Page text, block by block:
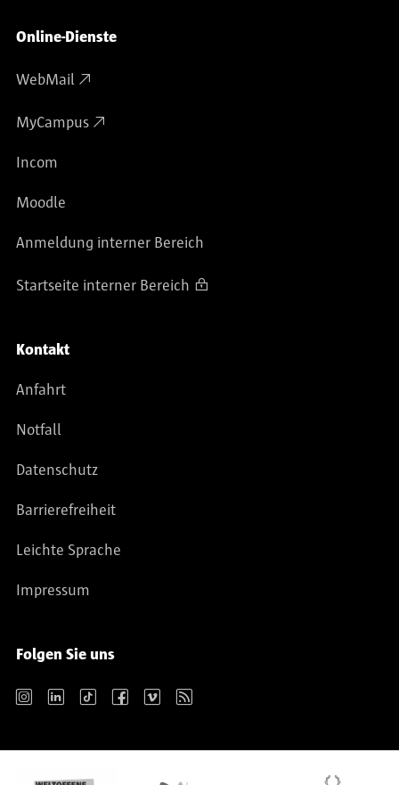
Online-Dienste
WebMail
MyCampus
Incom
Moodle
Anmeldung interner Bereich
Startseite interner Bereich
Kontakt
Anfahrt
Notfall
Datenschutz
Barrierefreiheit
Leichte Sprache
Impressum
Folgen Sie uns
Instagram LinkedIn TikTok Facebook Vimeo RSS